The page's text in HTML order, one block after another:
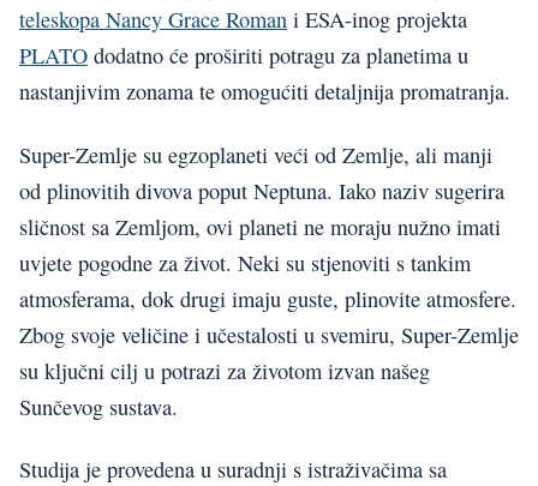
teleskopa Nancy Grace Roman i ESA-inog projekta
PLATO dodatno će proširiti potragu za planetima u
nastanjivim zonama te omogućiti detaljnija promatranja.
Super-Zemlje su egzoplaneti veći od Zemlje, ali manji
od plinovitih divova poput Neptuna. Iako naziv sugerira
sličnost sa Zemljom, ovi planeti ne moraju nužno imati
uvjete pogodne za život. Neki su stjenoviti s tankim
atmosferama, dok drugi imaju guste, plinovite atmosfere.
Zbog svoje veličine i učestalosti u svemiru, Super-Zemlje
su ključni cilj u potrazi za životom izvan našeg
Sunčevog sustava.
Studija je provedena u suradnji s istraživačima sa